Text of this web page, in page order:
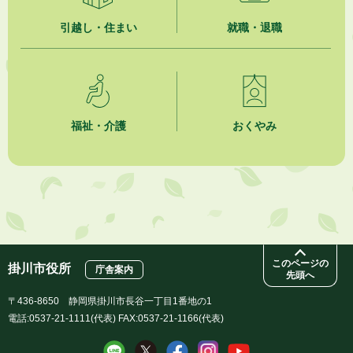
引越し・住まい 就職・退職
福祉・介護 おくやみ
このページの
先頭へ
掛川市役所 庁舎案内
〒436-8650 静岡県掛川市長谷一丁目1番地の1
電話:0537-21-1111(代表) FAX:0537-21-1166(代表)